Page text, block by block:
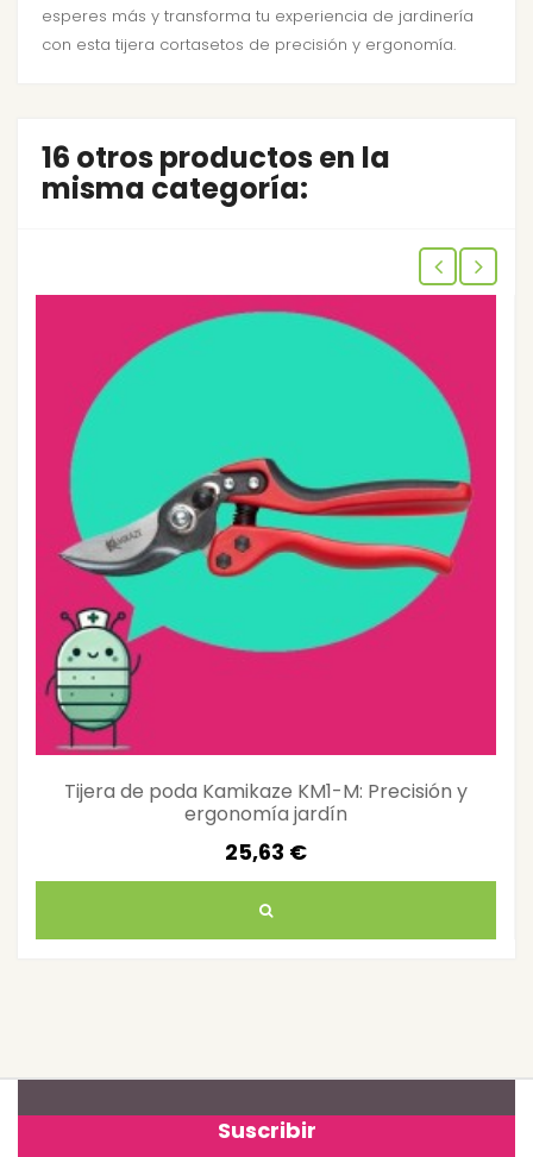
esperes más y transforma tu experiencia de jardinería
con esta tijera cortasetos de precisión y ergonomía.
16 otros productos en la
misma categoría:
Tijera de poda Kamikaze KM1-M: Precisión y
ergonomía jardín
25,63 €
Suscribir